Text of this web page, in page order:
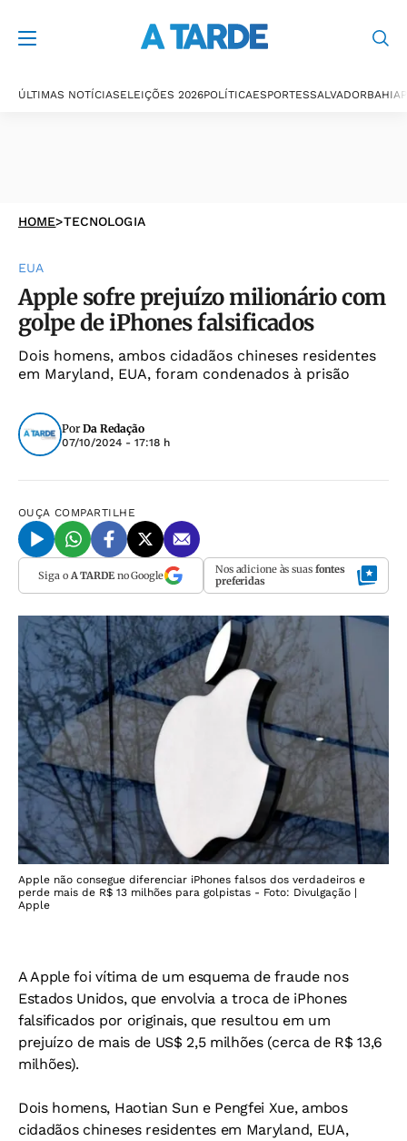
ÚLTIMAS NOTÍCIASELEIÇÕES 2026POLÍTICAESPORTESSALVADORBAHIA
HOME>TECNOLOGIA
EUA
Apple sofre prejuízo milionário com
golpe de iPhones falsificados
Dois homens, ambos cidadãos chineses residentes
em Maryland, EUA, foram condenados à prisão
Por Da Redação
07/10/2024 - 17:18 h
OUÇA COMPARTILHE
Siga o A TARDEno Google Nos adicione às suas fontes
preferidas
Apple não consegue diferenciar iPhones falsos dos verdadeiros e
perde mais de R$ 13 milhões para golpistas - Foto: Divulgação |
Apple
A Apple foi vítima de um esquema de fraude nos
Estados Unidos, que envolvia a troca de iPhones
falsificados por originais, que resultou em um
prejuízo de mais de US$ 2,5 milhões (cerca de R$ 13,6
milhões).
Dois homens, Haotian Sun e Pengfei Xue, ambos
cidadãos chineses residentes em Maryland, EUA,